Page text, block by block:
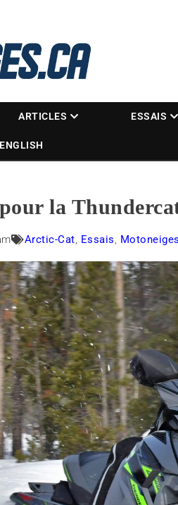
ARTICLES ESSAIS
ENGLISH
la
Arctic-Cat, Essais, Motoneiges